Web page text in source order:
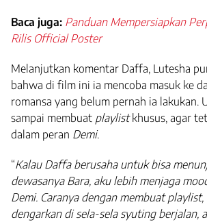
Baca juga: Panduan Mempersiapkan
Rilis Official Poster
Melanjutkan komentar Daffa, Lutesha
bahwa di film ini ia mencoba masuk ke
romansa yang belum pernah ia lakukan.
sampai membuat playlistkhusus, agar
dalam peran Demi.
“Kalau Daffa berusaha untuk bisa
dewasanya Bara, aku lebih menjaga
Demi. Caranya dengan membuat
dengarkan di sela-sela syuting berjalan,